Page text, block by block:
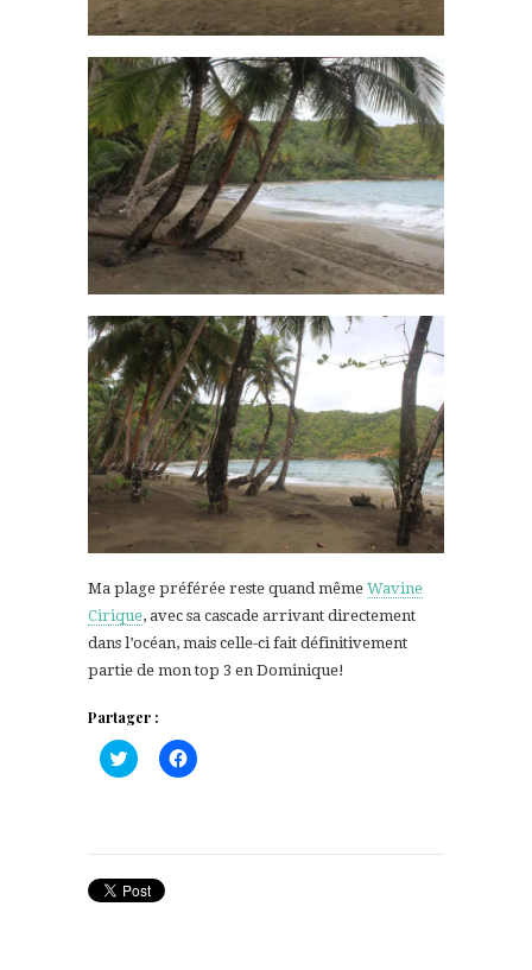
Ma plage préférée reste quand même Wavine
Cirique, avec sa cascade arrivant directement
dans l’océan, mais celle-ci fait définitivement
partie de mon top 3 en Dominique!
Partager :
Cliquez
pour
fenêtre)
Cliquez
pour